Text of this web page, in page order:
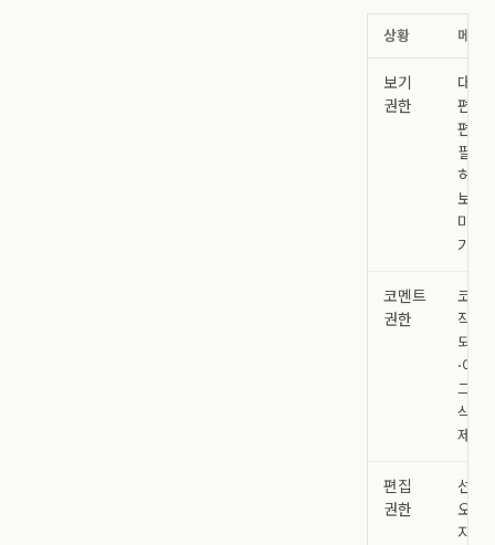
상황 메뉴
보기
권한
대부
편집
편집
필요
허용
보기
미리
가능
코멘트
권한
코멘
작업
되지
·이동
그룹·
삭제
제한
편집
권한
선택
오브
지원